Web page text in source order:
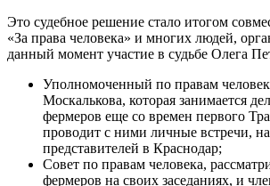
Это судебное решение стало итогом
«За права человека» и многих людей,
данный момент участие в судьбе Олега
Уполномоченный по правам
Москалькова, которая занимается
фермеров еще со времен первого
проводит с ними личные встречи,
представителей в Краснодар;
Совет по правам человека,
фермеров на своих заседаниях, и